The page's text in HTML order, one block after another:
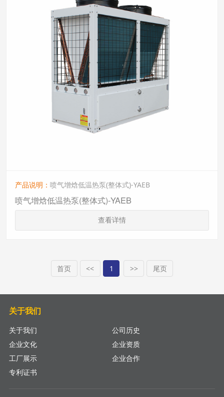
产品说明：喷气增焓低温热泵(整体式)-YAEB
喷气增焓低温热泵(整体式)-YAEB
查看详情
首页 << 1 >> 尾页
关于我们
关于我们
公司历史
企业文化
企业资质
工厂展示
企业合作
专利证书